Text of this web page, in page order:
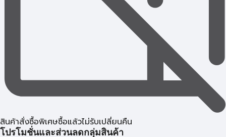
สินค้าสั่งซื้อพิเศษซื้อแล้วไม่รับเปลี่ยนคืน
โปรโมชั่นและส่วนลดกลุ่มสินค้า